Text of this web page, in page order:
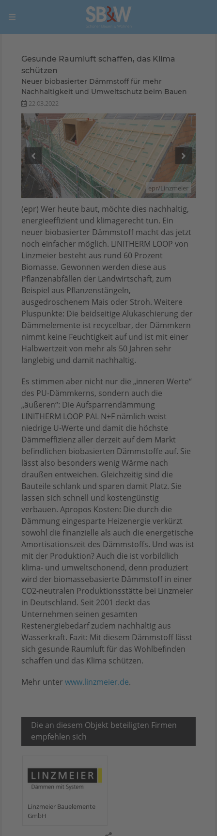
Gesunde Raumluft schaffen, das Klima
schützen
Neuer biobasierter Dämmstoff für mehr
Nachhaltigkeit und Umweltschutz beim Bauen
22.03.2022
epr/Linzmeier
(epr) Wer heute baut, möchte dies nachhaltig,
energieeffizient und klimagerecht tun. Ein
neuer biobasierter Dämmstoff macht das jetzt
noch einfacher möglich. LINITHERM LOOP von
Linzmeier besteht aus rund 60 Prozent
Biomasse. Gewonnen werden diese aus
Pflanzenabfällen der Landwirtschaft, zum
Beispiel aus Pflanzenstängeln,
ausgedroschenem Mais oder Stroh. Weitere
Pluspunkte: Die beidseitige Alukaschierung der
Dämmelemente ist recycelbar, der Dämmkern
nimmt keine Feuchtigkeit auf und ist mit einer
Halbwertzeit von mehr als 50 Jahren sehr
langlebig und damit nachhaltig.
Es stimmen aber nicht nur die „inneren Werte“
des PU-Dämmkerns, sondern auch die
„äußeren“: Die Aufsparrendämmung
LINITHERM LOOP PAL N+F nämlich weist
niedrige U-Werte und damit die höchste
Dämmeffizienz aller derzeit auf dem Markt
befindlichen biobasierten Dämmstoffe auf. Sie
lässt also besonders wenig Wärme nach
draußen entweichen. Gleichzeitig sind die
Bauteile schlank und sparen damit Platz. Sie
lassen sich schnell und kostengünstig
verbauen. Apropos Kosten: Die durch die
Dämmung eingesparte Heizenergie verkürzt
sowohl die finanzielle als auch die energetische
Amortisationszeit des Dämmstoffs. Und was ist
mit der Produktion? Auch die ist vorbildlich
klima- und umweltschonend, denn produziert
wird der biomassebasierte Dämmstoff in einer
CO2-neutralen Produktionsstätte bei Linzmeier
in Deutschland. Seit 2001 deckt das
Unternehmen seinen gesamten
Restenergiebedarf zudem nachhaltig aus
Wasserkraft. Fazit: Mit diesem Dämmstoff lässt
sich gesunde Raumluft für das Wohlbefinden
schaffen und das Klima schützen.
Mehr unter www.linzmeier.de.
Die an diesem Objekt beteiligten Firmen
empfehlen sich
Linzmeier Bauelemente
GmbH